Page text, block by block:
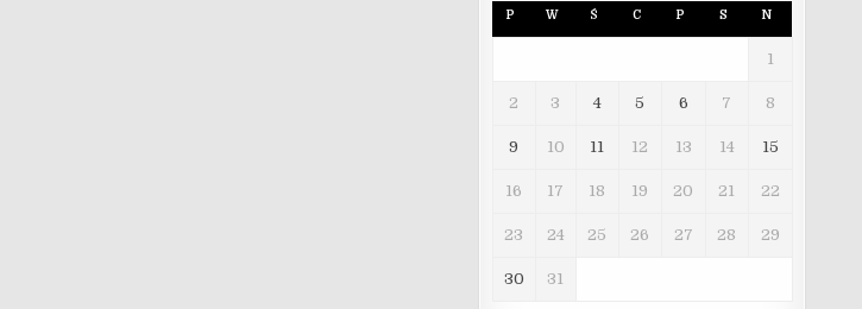
P W Ś C P S N
1
2 3 4 5 6 7 8
9 10 11 12 13 14 15
16 17 18 19 20 21 22
23 24 25 26 27 28 29
30 31